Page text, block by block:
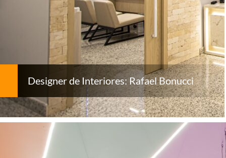
Designer de Interiores: Rafael Bonucci